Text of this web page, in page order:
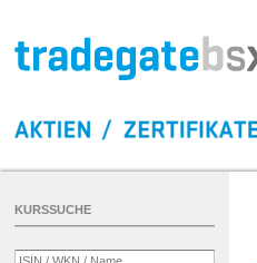
KURSSUCHE